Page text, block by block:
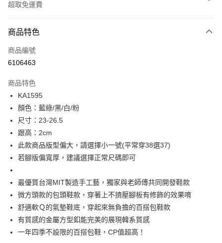
超取免運費
信用卡一次付款
超商取貨付款
Apple Pay
街口支付
悠遊付
Google Pay
運送方式
全家付款取貨
免運費
商品特色
商品編號
6106463
商品特色
KA1595
顏色：藍綠/黑/白/粉
尺寸：23-26.5
跟高：2cm
此款商品版型偏大，請選擇小一號(平常穿38選37)
若腳版偏寬厚，建議選擇正常尺碼即可
最優質台灣MIT製造手工藝，獨家與老師傅共同開發鞋款
微方頭款的包頭鞋款，穿著上不擠壓腳板有修飾的效果唷
舒適軟Ｑ的氣墊鞋底，穿起來無負擔的百搭包鞋款
有質感的金屬方型釦能完美的展現韓系質感
一年四季不設限的百搭包鞋，CP值超高！